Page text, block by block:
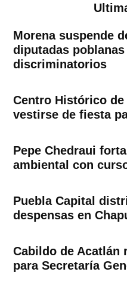
Morena suspende
diputadas
discriminatorios
Centro Histórico
vestirse de fiesta
Pepe Chedraui
ambiental con
Puebla Capital
despensas en
Cabildo de Acatlán
para Secretaría